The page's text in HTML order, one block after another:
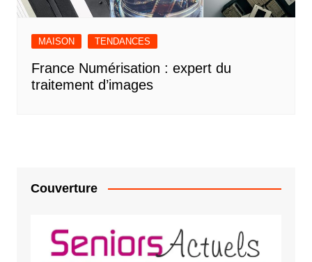
MAISON TENDANCES
France Numérisation : expert du
traitement d’images
Couverture